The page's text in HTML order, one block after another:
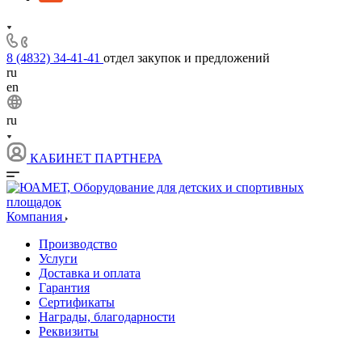
8 (4832) 34-41-41 отдел закупок и предложений
ru
en
ru
КАБИНЕТ ПАРТНЕРА
Компания
Производство
Услуги
Доставка и оплата
Гарантия
Сертификаты
Награды, благодарности
Реквизиты